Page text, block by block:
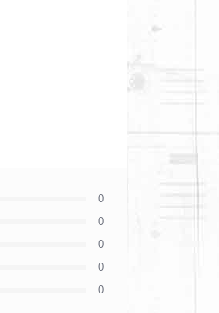
0
0
0
0
0